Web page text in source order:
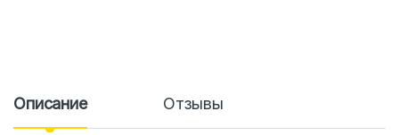
Описание Отзывы